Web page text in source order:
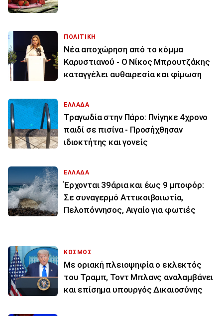
ΠΟΛΙΤΙΚΗ
Νέα αποχώρηση από το κόμμα
Καρυστιανού - Ο Νίκος Μπρουτζάκης
καταγγέλει αυθαιρεσία και φίμωση
ΕΛΛΑΔΑ
Τραγωδία στην Πάρο: Πνίγηκε 4χρονο
παιδί σε πισίνα - Προσήχθησαν
ιδιοκτήτης και γονείς
ΕΛΛΑΔΑ
Έρχονται 39άρια και έως 9 μποφόρ:
Σε συναγερμό Αττικοιβοιωτία,
Πελοπόννησος, Αιγαίο για φωτιές
ΚΟΣΜΟΣ
Με οριακή πλειοψηφία ο εκλεκτός
του Τραμπ, Τοντ Μπλανς αναλαμβάνει
και επίσημα υπουργός Δικαιοσύνης